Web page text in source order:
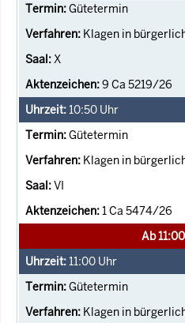
Gütetermin
Klagen in
X
9 Ca 5219/26
10:50 Uhr
Gütetermin
Klagen in
VI
1 Ca 5474/26
Ab
11:00 Uhr
Gütetermin
Klagen in